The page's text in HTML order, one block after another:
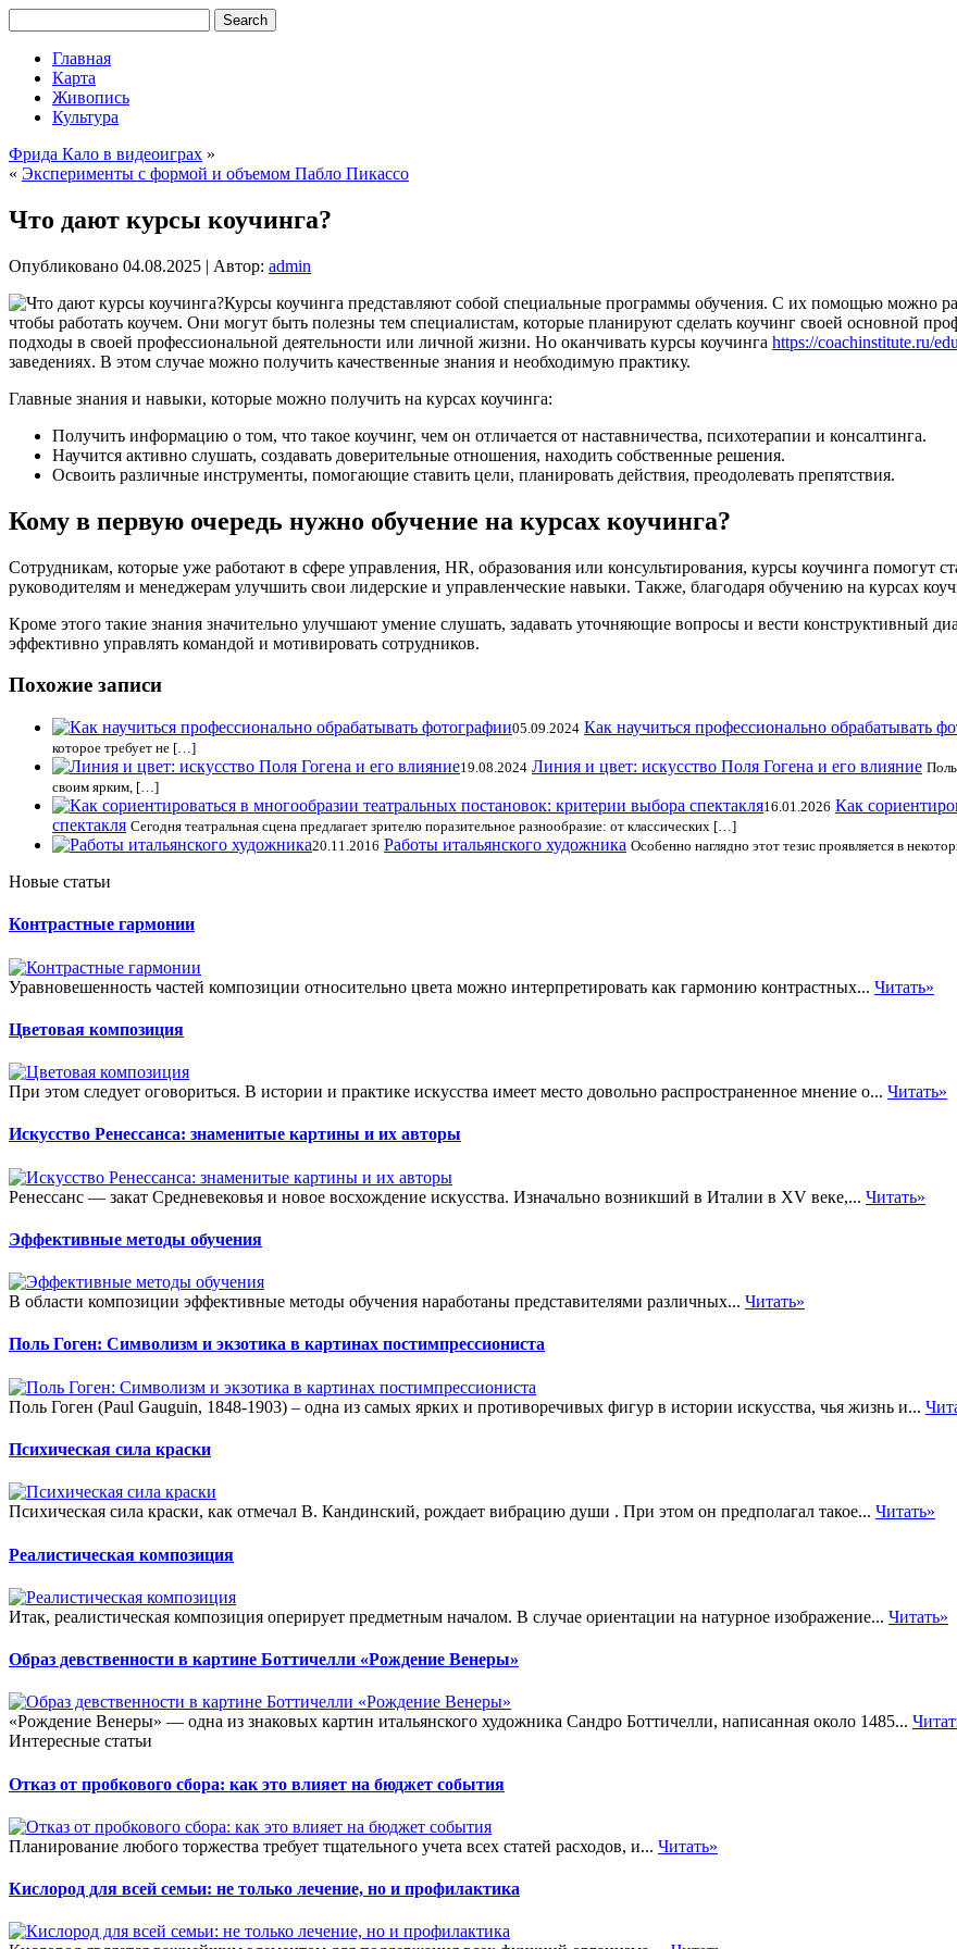
Главная
Карта
Живопись
Культура
Фрида Кало в видеоиграх »
« Эксперименты с формой и объемом Пабло Пикассо
Что дают курсы коучинга?
Опубликовано 04.08.2025 | Автор: admin
Курсы коучинга представляют собой специальные программы обучения. С их помощью можно
чтобы работать коучем. Они могут быть полезны тем специалистам, которые планируют сделать коучинг своей основной
подходы в своей профессиональной деятельности или личной жизни. Но оканчивать курсы коучинга https://coachinstitute.ru/
заведениях. В этом случае можно получить качественные знания и необходимую практику.
Главные знания и навыки, которые можно получить на курсах коучинга:
Получить информацию о том, что такое коучинг, чем он отличается от наставничества, психотерапии и консалтинга.
Научится активно слушать, создавать доверительные отношения, находить собственные решения.
Освоить различные инструменты, помогающие ставить цели, планировать действия, преодолевать препятствия.
Кому в первую очередь нужно обучение на курсах коучинга?
Сотрудникам, которые уже работают в сфере управления, HR, образования или консультирования, курсы коучинга помогут
руководителям и менеджерам улучшить свои лидерские и управленческие навыки. Также, благодаря обучению на курсах
Кроме этого такие знания значительно улучшают умение слушать, задавать уточняющие вопросы и вести конструктивный
эффективно управлять командой и мотивировать сотрудников.
Похожие записи
05.09.2024 Как научиться профессионально обрабатывать
которое требует не […]
19.08.2024 Линия и цвет: искусство Поля Гогена и его влияние
своим ярким, […]
16.01.2026 Как
спектакля Сегодня театральная сцена предлагает зрителю поразительное разнообразие: от классических […]
20.11.2016 Работы итальянского художника Особенно наглядно этот тезис проявляется в
Новые статьи
Контрастные гармонии
Уравновешенность частей композиции относительно цвета можно интерпретировать как гармонию контрастных... Читать»
Цветовая композиция
При этом следует оговориться. В истории и практике искусства имеет место довольно распространенное мнение о... Читать»
Искусство Ренессанса: знаменитые картины и их авторы
Ренессанс — закат Средневековья и новое восхождение искусства. Изначально возникший в Италии в XV веке,... Читать»
Эффективные методы обучения
В области композиции эффективные методы обучения наработаны представителями различных... Читать»
Поль Гоген: Символизм и экзотика в картинах постимпрессиониста
Поль Гоген (Paul Gauguin, 1848-1903) – одна из самых ярких и противоречивых фигур в истории искусства, чья жизнь и...
Психическая сила краски
Психическая сила краски, как отмечал В. Кандинский, рождает вибрацию души . При этом он предполагал такое... Читать»
Реалистическая композиция
Итак, реалистическая композиция оперирует предметным началом. В случае ориентации на натурное изображение... Читать»
Образ девственности в картине Боттичелли «Рождение Венеры»
«Рождение Венеры» — одна из знаковых картин итальянского художника Сандро Боттичелли, написанная около 1485...
Интересные статьи
Отказ от пробкового сбора: как это влияет на бюджет события
Планирование любого торжества требует тщательного учета всех статей расходов, и... Читать»
Кислород для всей семьи: не только лечение, но и профилактика